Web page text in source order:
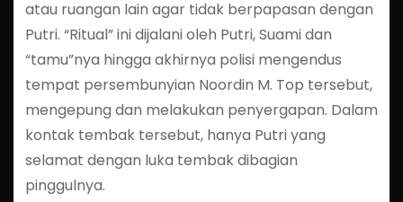
atau ruangan lain agar tidak berpapasan dengan
Putri. “Ritual” ini dijalani oleh Putri, Suami dan
“tamu”nya hingga akhirnya polisi mengendus
tempat persembunyian Noordin M. Top tersebut,
mengepung dan melakukan penyergapan. Dalam
kontak tembak tersebut, hanya Putri yang
selamat dengan luka tembak dibagian
pinggulnya.